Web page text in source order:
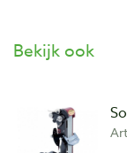
Bekijk ook